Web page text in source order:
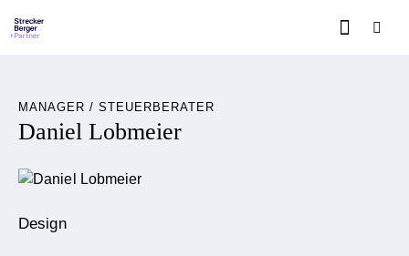
MANAGER / STEUERBERATER
Daniel Lobmeier
Design